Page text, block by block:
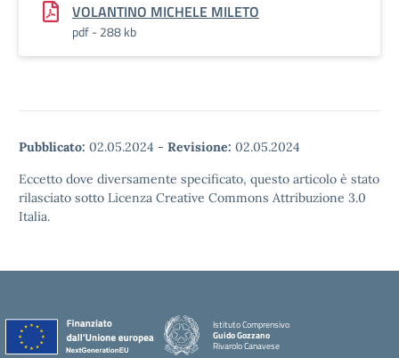
VOLANTINO MICHELE MILETO
pdf - 288 kb
Pubblicato: 02.05.2024 - Revisione: 02.05.2024
Eccetto dove diversamente specificato, questo articolo è stato
rilasciato sotto Licenza Creative Commons Attribuzione 3.0
Italia.
Istituto Comprensivo
Guido Gozzano
Rivarolo Canavese